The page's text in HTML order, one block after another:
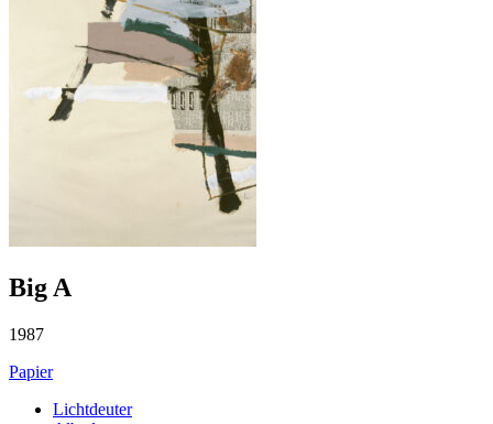
Big A
1987
Papier
Lichtdeuter